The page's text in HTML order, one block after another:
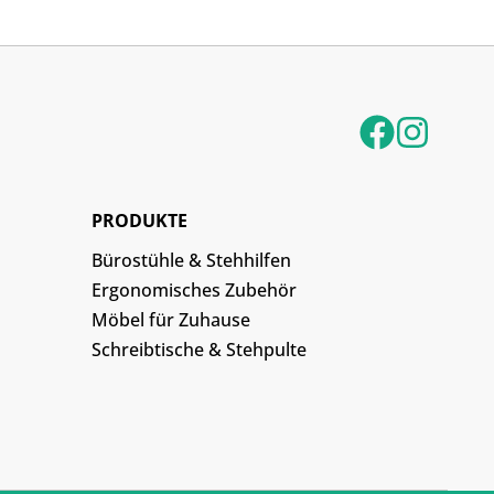
PRODUKTE
Bürostühle & Stehhilfen
Ergonomisches Zubehör
Möbel für Zuhause
Schreibtische & Stehpulte